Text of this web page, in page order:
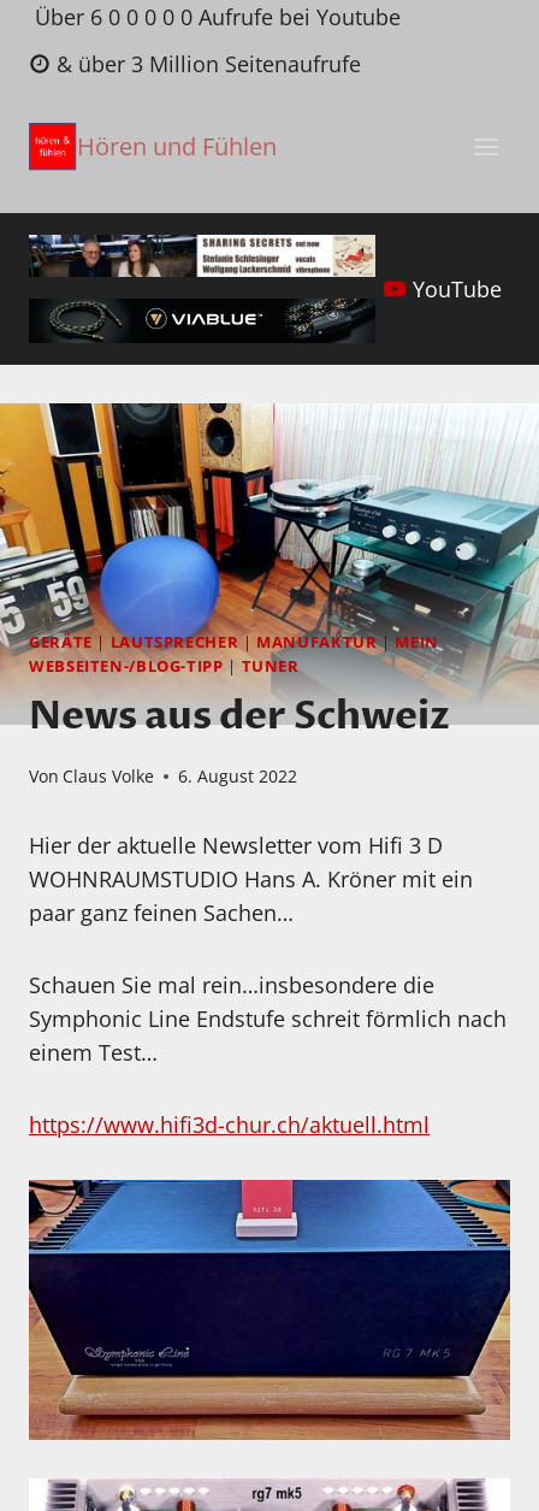
Zum
Inhalt
springen
Über 6 0 0 0 0 0 Aufrufe bei Youtube
& über 3 Million Seitenaufrufe
Hören und Fühlen
YouTube
GERÄTE| LAUTSPRECHER| MANUFAKTUR|MEIN
WEBSEITEN-/BLOG-TIPP| TUNER
News aus der Schweiz
Von Claus Volke 6. August 2022
Hier der aktuelle Newsletter vom Hifi 3 D
WOHNRAUMSTUDIO Hans A. Kröner mit ein
paar ganz feinen Sachen…
Schauen Sie mal rein…insbesondere die
Symphonic Line Endstufe schreit förmlich nach
einem Test…
https://www.hifi3d-chur.ch/aktuell.html